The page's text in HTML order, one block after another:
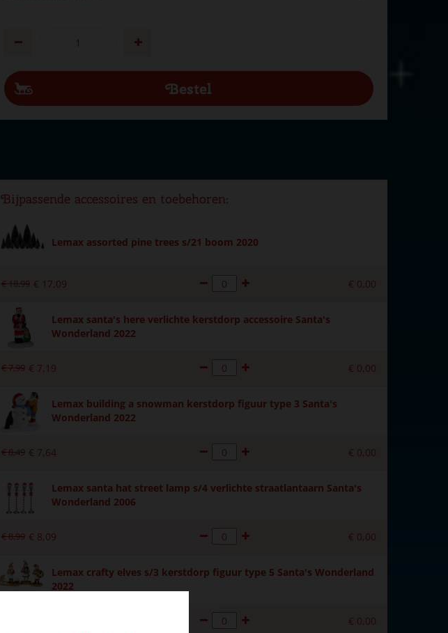
Bijpassende accessoires en toebehoren:
Lemax assorted pine trees s/21 boom 2020
€18,99 € 17,09 € 0,00
Lemax santa's here verlichte kerstdorp accessoire Santa's
Wonderland 2022
€7,99 € 7, 19 € 0,00
Lemax building a snowman kerstdorp figuur type 3 Santa's
Wonderland 2022
€8,49 € 7,64 € 0,00
Lemax santa hat street lamp s/4 verlichte straatlantaarn Santa's
Wonderland 2006
€8,99 € 8,09 € 0,00
Lemax crafty elves s/3 kerstdorp figuur type 5 Santa's Wonderland
2022
€ 0,00